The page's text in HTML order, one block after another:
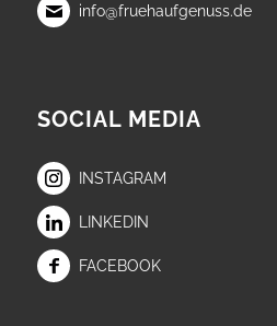
info@fruehaufgenuss.de
SOCIAL MEDIA
INSTAGRAM
LINKEDIN
FACEBOOK